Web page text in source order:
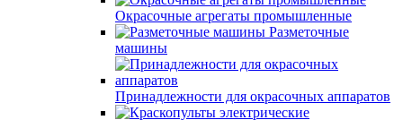
Окрасочные агрегаты промышленные
Разметочные
машины
Принадлежности для окрасочных аппаратов